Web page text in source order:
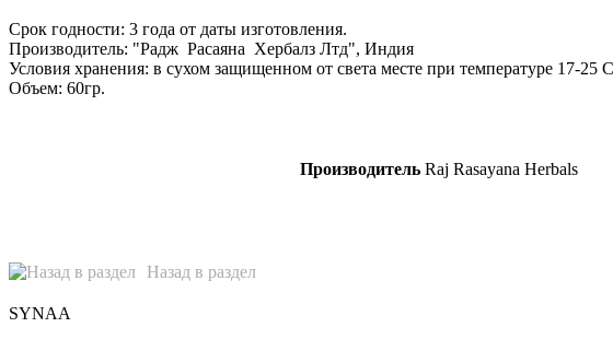
Срок годности: 3 года от даты изготовления.
Производитель: "Радж Расаяна Хербалз Лтд", Индия
Условия хранения: в сухом защищенном от света месте при температуре 17-
Объем: 60гр.
ПроизводительRaj Rasayana Herbals
Назад в раздел
SYNAA